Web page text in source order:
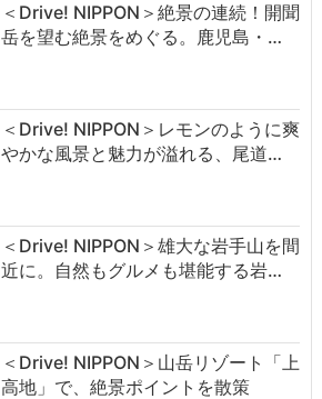
＜Drive! NIPPON＞絶景の連続！開聞
岳を望む絶景をめぐる。鹿児島・…
＜Drive! NIPPON＞レモンのように爽
やかな風景と魅力が溢れる、尾道…
＜Drive! NIPPON＞雄大な岩手山を間
近に。自然もグルメも堪能する岩…
＜Drive! NIPPON＞山岳リゾート「上
高地」で、絶景ポイントを散策